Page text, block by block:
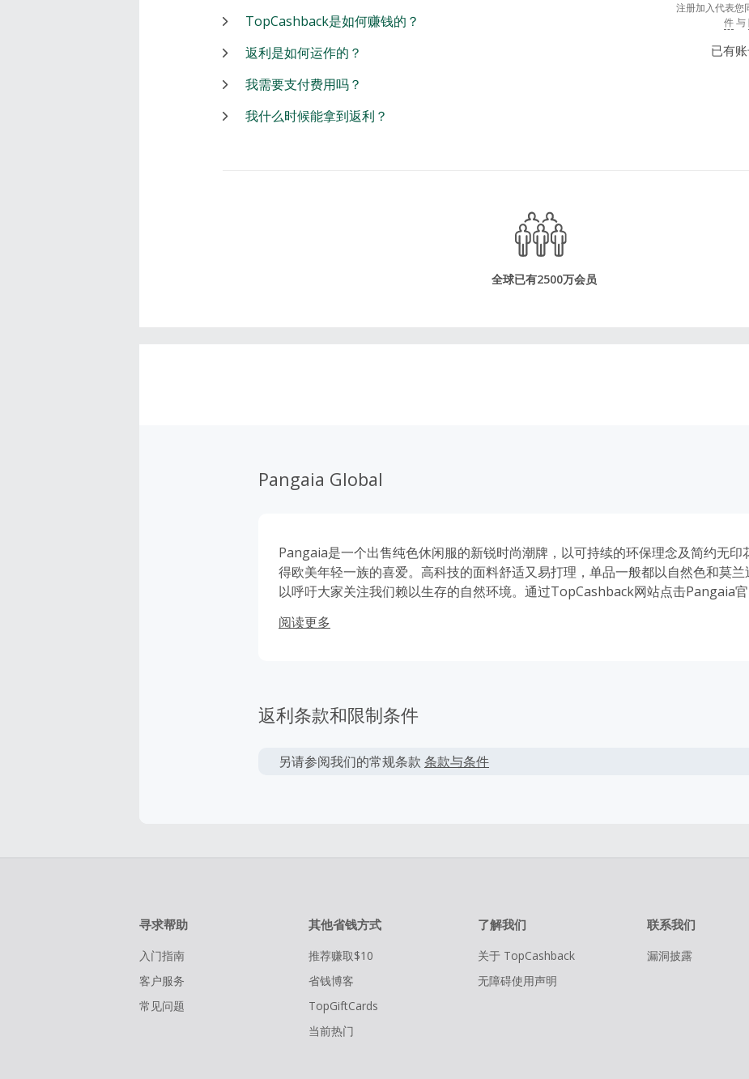
注册加入代表您
件 与
已有账
TopCashback是如何赚钱的？
返利是如何运作的？
我需要支付费用吗？
我什么时候能拿到返利？
全球已有2500万会员
Pangaia Global
Pangaia是一个出售纯色休闲服的新锐时尚潮牌，以可持续的环保理念及简约无印
得欧美年轻一族的喜爱。高科技的面料舒适又易打理，单品一般都以自然色和莫兰
以呼吁大家关注我们赖以生存的自然环境。通过TopCashback网站点击Pangaia
阅读更多
返利条款和限制条件
另请参阅我们的常规条款 条款与条件
寻求帮助
入门指南
客户服务
常见问题
其他省钱方式
推荐赚取$10
省钱博客
TopGiftCards
当前热门
了解我们
关于 TopCashback
无障碍使用声明
联系我们
漏洞披露